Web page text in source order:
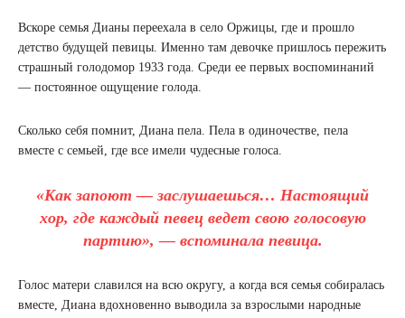
Вскоре семья Дианы переехала в село Оржицы, где и прошло
детство будущей певицы. Именно там девочке пришлось пережить
страшный голодомор 1933 года. Среди ее первых воспоминаний
— постоянное ощущение голода.
Сколько себя помнит, Диана пела. Пела в одиночестве, пела
вместе с семьей, где все имели чудесные голоса.
«Как запоют — заслушаешься… Настоящий
хор, где каждый певец ведет свою голосовую
партию», — вспоминала певица.
Голос матери славился на всю округу, а когда вся семья собиралась
вместе, Диана вдохновенно выводила за взрослыми народные